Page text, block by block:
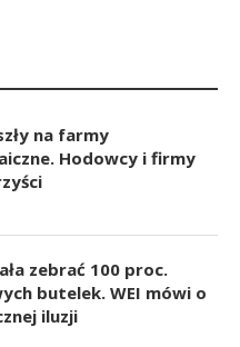
na farmy
Hodowcy i firmy
zebrać 100 proc.
butelek. WEI mówi o
iluzji